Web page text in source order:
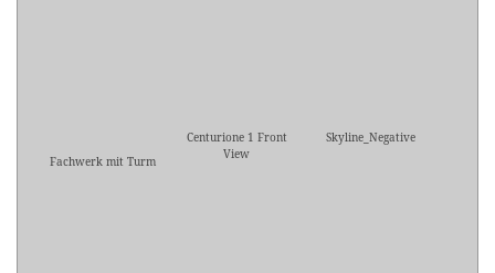
Fachwerk mit Turm
Centurione 1 Front
View
Skyline_Negative